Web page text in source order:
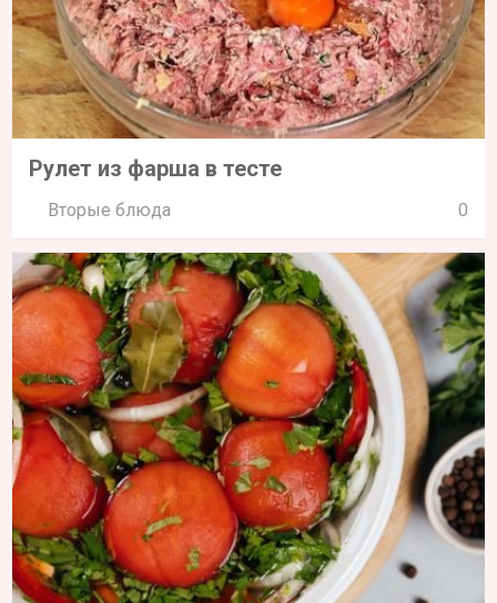
Рулет из фарша в тесте
Вторые блюда 0